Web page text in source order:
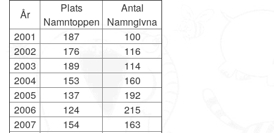
År
Plats
Namntoppen
Antal
Namngivna
2001
187
100
2002
176
116
2003
189
114
2004
153
160
2005
137
192
2006
124
215
2007
154
163